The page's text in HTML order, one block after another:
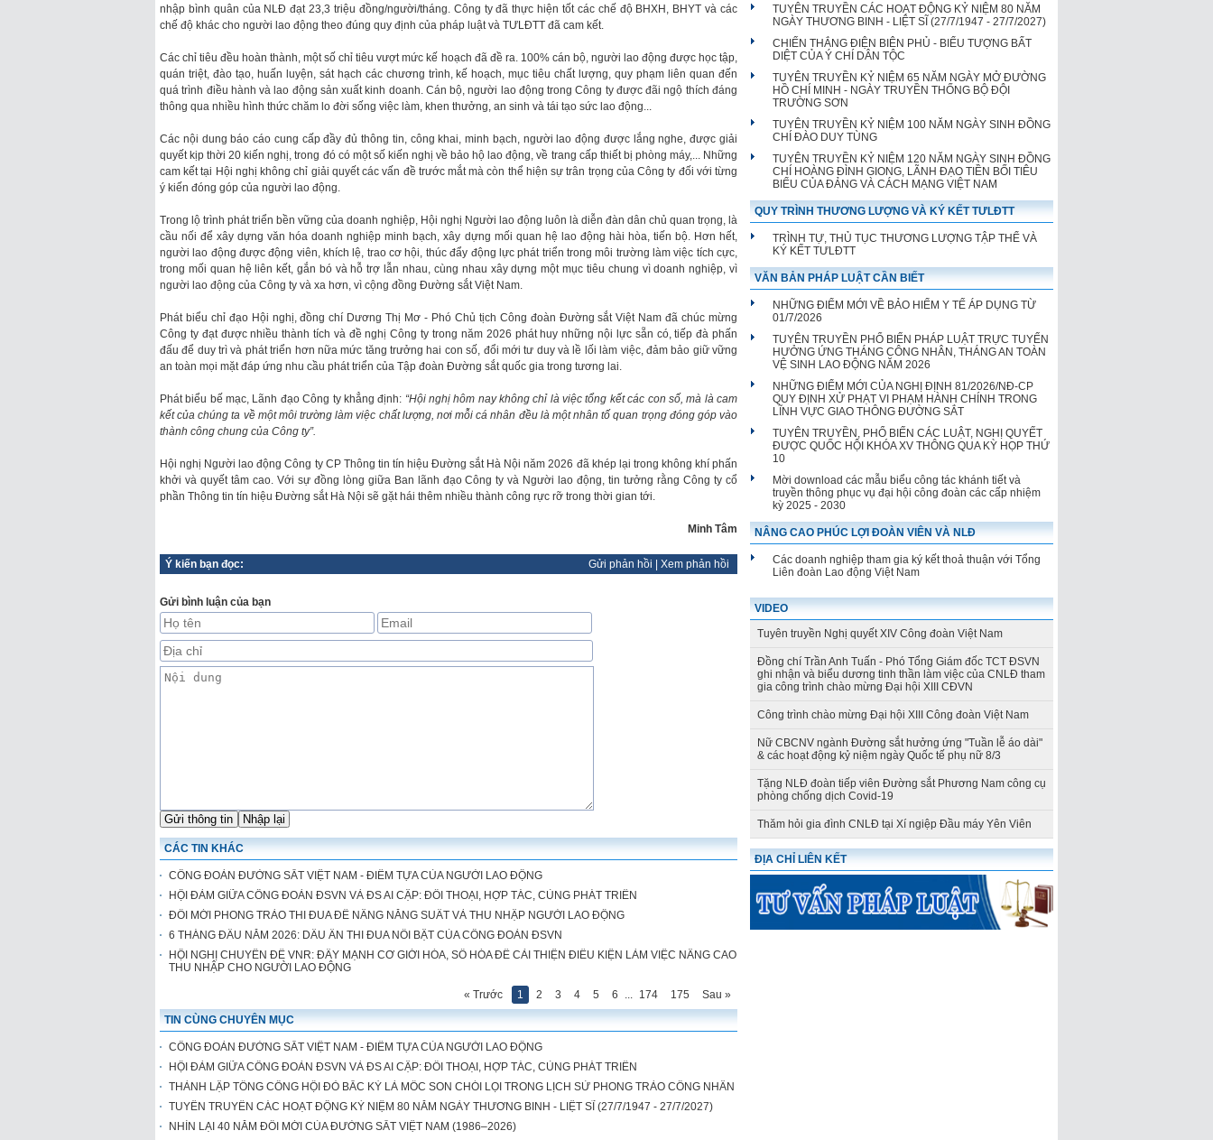
nhập bình quân của NLĐ đạt 23,3 triệu đồng/người/tháng. Công ty đã thực hiện tốt các chế độ BHXH, BHYT và các
chế độ khác cho người lao động theo đúng quy định của pháp luật và TƯLĐTT đã cam kết.
Các chỉ tiêu đều hoàn thành, một số chỉ tiêu vượt mức kế hoạch đã đề ra. 100% cán bộ, người lao động được học tập,
quán triệt, đào tạo, huấn luyện, sát hạch các chương trình, kế hoạch, mục tiêu chất lượng, quy phạm liên quan đến
quá trình điều hành và lao động sản xuất kinh doanh. Cán bộ, người lao động trong Công ty được đãi ngộ thích đáng
thông qua nhiều hình thức chăm lo đời sống việc làm, khen thưởng, an sinh và tái tạo sức lao động...
Các nội dung báo cáo cung cấp đầy đủ thông tin, công khai, minh bạch, người lao động được lắng nghe, được giải
quyết kịp thời 20 kiến nghị, trong đó có một số kiến nghị về bảo hộ lao động, về trang cấp thiết bị phòng máy,... Những
cam kết tại Hội nghị không chỉ giải quyết các vấn đề trước mắt mà còn thể hiện sự trân trọng của Công ty đối với từng
ý kiến đóng góp của người lao động.
Trong lộ trình phát triển bền vững của doanh nghiệp, Hội nghị Người lao động luôn là diễn đàn dân chủ quan trọng, là
cầu nối để xây dựng văn hóa doanh nghiệp minh bạch, xây dựng mối quan hệ lao động hài hòa, tiến bộ. Hơn hết,
người lao động được động viên, khích lệ, trao cơ hội, thúc đẩy động lực phát triển trong môi trường làm việc tích cực,
trong mối quan hệ liên kết, gắn bó và hỗ trợ lẫn nhau, cùng nhau xây dựng một mục tiêu chung vì doanh nghiệp, vì
người lao động của Công ty và xa hơn, vì cộng đồng Đường sắt Việt Nam.
Phát biểu chỉ đạo Hội nghị, đồng chí Dương Thị Mơ - Phó Chủ tịch Công đoàn Đường sắt Việt Nam đã chúc mừng
Công ty đạt được nhiều thành tích và đề nghị Công ty trong năm 2026 phát huy những nội lực sẵn có, tiếp đà phấn
đấu để duy trì và phát triển hơn nữa mức tăng trưởng hai con số, đổi mới tư duy và lề lối làm việc, đảm bảo giữ vững
an toàn mọi mặt đáp ứng nhu cầu phát triển của Tập đoàn Đường sắt quốc gia trong tương lai.
Phát biểu bế mạc, Lãnh đạo Công ty khẳng định: “Hội nghị hôm nay không chỉ là việc tổng kết các con số, mà là cam
kết của chúng ta về một môi trường làm việc chất lượng, nơi mỗi cá nhân đều là một nhân tố quan trọng đóng góp vào
thành công chung của Công ty”.
Hội nghị Người lao động Công ty CP Thông tin tín hiệu Đường sắt Hà Nội năm 2026 đã khép lại trong không khí phấn
khởi và quyết tâm cao. Với sự đồng lòng giữa Ban lãnh đạo Công ty và Người lao động, tin tưởng rằng Công ty cổ
phần Thông tin tín hiệu Đường sắt Hà Nội sẽ gặt hái thêm nhiều thành công rực rỡ trong thời gian tới.
Minh Tâm
Ý kiến bạn đọc: Gửi phản hồi Xem phản hồi
Gửi bình luận của bạn
CÁC TIN KHÁC
CÔNG ĐOÀN ĐƯỜNG SẮT VIỆT NAM - ĐIỂM TỰA CỦA NGƯỜI LAO ĐỘNG
HỘI ĐÀM GIỮA CÔNG ĐOÀN ĐSVN VÀ ĐS AI CẬP: ĐỐI THOẠI, HỢP TÁC, CÙNG PHÁT TRIỂN
ĐỔI MỚI PHONG TRÀO THI ĐUA ĐỂ NÂNG NĂNG SUẤT VÀ THU NHẬP NGƯỜI LAO ĐỘNG
6 THÁNG ĐẦU NĂM 2026: DẤU ẤN THI ĐUA NỔI BẬT CỦA CÔNG ĐOÀN ĐSVN
HỘI NGHỊ CHUYÊN ĐỀ VNR: ĐẨY MẠNH CƠ GIỚI HÓA, SỐ HÓA ĐỂ CẢI THIỆN ĐIỀU KIỆN LÀM VIỆC NÂNG CAO
THU NHẬP CHO NGƯỜI LAO ĐỘNG
« Trước 1 2 3 4 5 6 ... 174 175
Sau »
TIN CÙNG CHUYÊN MỤC
CÔNG ĐOÀN ĐƯỜNG SẮT VIỆT NAM - ĐIỂM TỰA CỦA NGƯỜI LAO ĐỘNG
HỘI ĐÀM GIỮA CÔNG ĐOÀN ĐSVN VÀ ĐS AI CẬP: ĐỐI THOẠI, HỢP TÁC, CÙNG PHÁT TRIỂN
THÀNH LẬP TỔNG CÔNG HỘI ĐỎ BẮC KỲ LÀ MỐC SON CHÓI LỌI TRONG LỊCH SỬ PHONG TRÀO CÔNG NHÂN
TUYÊN TRUYỀN CÁC HOẠT ĐỘNG KỶ NIỆM 80 NĂM NGÀY THƯƠNG BINH - LIỆT SĨ (27/7/1947 - 27/7/2027)
NHÌN LẠI 40 NĂM ĐỔI MỚI CỦA ĐƯỜNG SẮT VIỆT NAM (1986–2026)
TUYÊN TRUYỀN CÁC HOẠT ĐỘNG KỶ NIỆM 80 NĂM
NGÀY THƯƠNG BINH - LIỆT SĨ (27/7/1947 - 27/7/2027)
CHIẾN THẮNG ĐIỆN BIÊN PHỦ - BIỂU TƯỢNG BẤT
DIỆT CỦA Ý CHÍ DÂN TỘC
TUYÊN TRUYỀN KỶ NIỆM 65 NĂM NGÀY MỞ ĐƯỜNG
HỒ CHÍ MINH - NGÀY TRUYỀN THỐNG BỘ ĐỘI
TRƯỜNG SƠN
TUYÊN TRUYỀN KỶ NIỆM 100 NĂM NGÀY SINH ĐỒNG
CHÍ ĐÀO DUY TÙNG
TUYÊN TRUYỀN KỶ NIỆM 120 NĂM NGÀY SINH ĐỒNG
CHÍ HOÀNG ĐÌNH GIONG, LÃNH ĐẠO TIỀN BỐI TIÊU
BIỂU CỦA ĐẢNG VÀ CÁCH MẠNG VIỆT NAM
QUY TRÌNH THƯƠNG LƯỢNG VÀ KÝ KẾT TƯLĐTT
TRÌNH TỰ, THỦ TỤC THƯƠNG LƯỢNG TẬP THỂ VÀ
KÝ KẾT TƯLĐTT
VĂN BẢN PHÁP LUẬT CẦN BIẾT
NHỮNG ĐIỂM MỚI VỀ BẢO HIỂM Y TẾ ÁP DỤNG TỪ
01/7/2026
TUYÊN TRUYỀN PHỔ BIẾN PHÁP LUẬT TRỰC TUYẾN
HƯỞNG ỨNG THÁNG CÔNG NHÂN, THÁNG AN TOÀN
VỆ SINH LAO ĐỘNG NĂM 2026
NHỮNG ĐIỂM MỚI CỦA NGHỊ ĐỊNH 81/2026/NĐ-CP
QUY ĐỊNH XỬ PHẠT VI PHẠM HÀNH CHÍNH TRONG
LĨNH VỰC GIAO THÔNG ĐƯỜNG SẮT
TUYÊN TRUYỀN, PHỔ BIẾN CÁC LUẬT, NGHỊ QUYẾT
ĐƯỢC QUỐC HỘI KHÓA XV THÔNG QUA KỲ HỌP THỨ
10
Mời download các mẫu biểu công tác khánh tiết và
truyền thông phục vụ đại hội công đoàn các cấp nhiệm
kỳ 2025 - 2030
NÂNG CAO PHÚC LỢI ĐOÀN VIÊN VÀ NLĐ
Các doanh nghiệp tham gia ký kết thoả thuận với Tổng
Liên đoàn Lao động Việt Nam
VIDEO
Tuyên truyền Nghị quyết XIV Công đoàn Việt Nam
Đồng chí Trần Anh Tuấn - Phó Tổng Giám đốc TCT ĐSVN
ghi nhận và biểu dương tinh thần làm việc của CNLĐ tham
gia công trình chào mừng Đại hội XIII CĐVN
Công trình chào mừng Đại hội XIII Công đoàn Việt Nam
Nữ CBCNV ngành Đường sắt hưởng ứng "Tuần lễ áo dài"
& các hoạt động kỷ niệm ngày Quốc tế phụ nữ 8/3
Tặng NLĐ đoàn tiếp viên Đường sắt Phương Nam công cụ
phòng chống dịch Covid-19
Thăm hỏi gia đình CNLĐ tại Xí ngiệp Đầu máy Yên Viên
ĐỊA CHỈ LIÊN KẾT